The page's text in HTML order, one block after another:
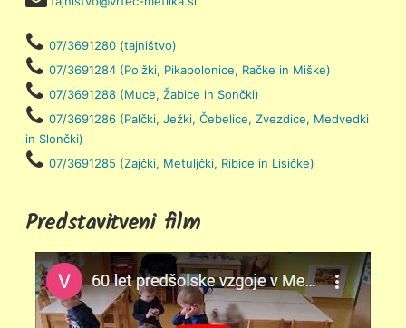
07/3691280 (tajništvo)
07/3691284 (Polžki, Pikapolonice, Račke in Miške)
07/3691288 (Muce, Žabice in Sončki)
07/3691286 (Palčki, Ježki, Čebelice, Zvezdice, Medvedki
in Slončki)
07/3691285 (Zajčki, Metuljčki, Ribice in Lisičke)
Predstavitveni film